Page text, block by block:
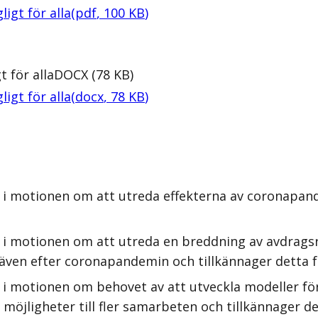
för alla(pdf, 100 KB)
för allaDOCX (78 KB)
för alla(docx, 78 KB)
motionen om att utreda effekterna av
motionen om att utreda en breddning av
efter coronapandemin och tillkännager detta
motionen om behovet av att utveckla modeller
till fler samarbeten och tillkännager